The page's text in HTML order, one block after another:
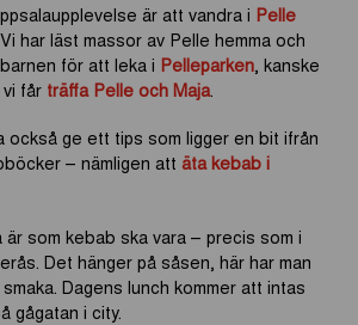
är att vandra i Pelle
har läst massor av Pelle hemma och
för att leka i Pelleparken, kanske
får träffa Pelle och Maja.
också ge ett tips som ligger en bit ifrån
– nämligen att äta kebab i
som kebab ska vara – precis som i
Det hänger på såsen, här har man
Dagens lunch kommer att intas
gågatan i city.